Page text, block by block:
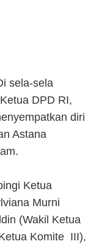
sela-sela
DPD RI,
diri
Astana
Ketua
Murni
(Wakil Ketua
Komite III),